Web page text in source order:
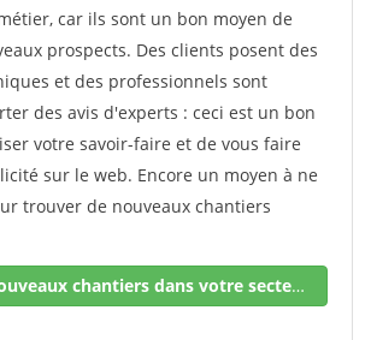
car ils sont un bon moyen de
prospects. Des clients posent des
et des professionnels sont
des avis d'experts : ceci est un bon
votre savoir-faire et de vous faire
sur le web. Encore un moyen à ne
trouver de nouveaux chantiers
Trouver de nouveaux chantiers dans votre secteur !